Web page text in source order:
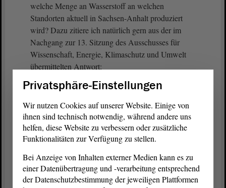
welche Menge an Wasserstoff an welchen
Standorten aktuell in Sachsen-Anhalt produziert
wird? Dazu zitiere ich natürlich gern aus der im
Nachgang zur 13. Sitzung des Ausschusses für
Wissenschaft, Energie, Klimaschutz und Umwelt
übermittelten Antwort:
„DerLandesregierungliegen keine gesicherten
Daten zu Produktionsmengen für Wasserstoff auf
Landesebene vor.“
Weiter heißt es im Text:
„Die wichtigsten Standorte zur Herstellung von
Wasserstoff liegen dabei in Leuna [...], Bitterfeld-
Privatsphäre-Einstellungen
Wir nutzen Cookies auf unserer Website. Einige von
ihnen sind technisch notwendig, während andere uns
helfen, diese Website zu verbessern oder zusätzliche
Funktionalitäten zur Verfügung zu stellen.
Bei Anzeige von Inhalten externer Medien kann es zu
einer Datenübertragung und -verarbeitung entsprechend
der Datenschutzbestimmung der jeweiligen Plattformen